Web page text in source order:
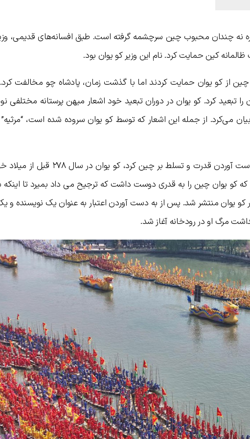
نه چندان محبوب چین سرچشمه گرفته است. طبق افسانه‌های قدیمی،
کین حمایت کرد. نام این وزیر کو یوان بود.
از کو یوان حمایت کردند اما با گذشت زمان، پادشاه چو مخالفت
را تبعید کرد. کو یوان در دوران تبعید خود اشعار میهن پرستانه مختلفی
می‌کرد. از جمله این اشعار که توسط کو یوان سروده شده است،
هنگامی که ایالت کین شروع به به دست آوردن قدرت و تسلط بر چین کرد، کو
کو یوان چین را به قدری دوست داشت که ترجیح می داد بمیرد تا اینکه
یوان منتشر شد. پس از به دست آوردن اعتبار به عنوان یک نویسنده و
مرگ او در رودخانه آغاز شد.